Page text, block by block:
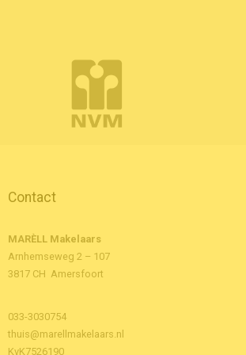
Contact
MARÈLL Makelaars
Arnhemseweg 2 – 107
3817 CH Amersfoort
033-3030754
thuis@marellmakelaars.nl
KvK7526190